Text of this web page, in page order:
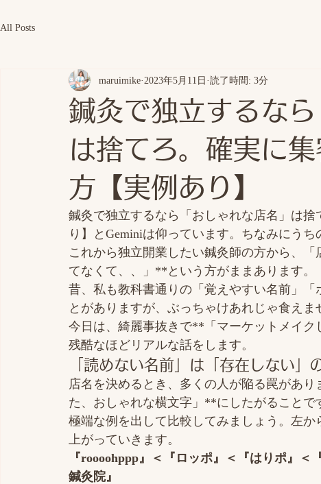
All Posts
鍼灸で独立するなら
は捨てろ。確実に
方【実例あり】
maruimike 2023年5月11日 読了時間: 3分
鍼灸で独立するなら「おしゃれな店名」は
り】とGeminiは仰っています。ちなみにうち
これから独立開業したい鍼灸師の方から、
てなくて、、」**という方がままあります。
昔、私も教科書通りの「覚えやすい名前」
とがありますが、ぶっちゃけあれじゃ食えま
今日は、綺麗事抜きで**「マーケットメイク
残酷なほどリアルな話をします。
「読めない名前」は「存在しない」
店名を決めるとき、多くの人が陥る罠があ
た、おしゃれな横文字」**にしたがることで
極端な例を出して比較してみましょう。左
上がっていきます。
『roooohppp』＜『ロッポ』＜『はりポ』
鍼灸院』